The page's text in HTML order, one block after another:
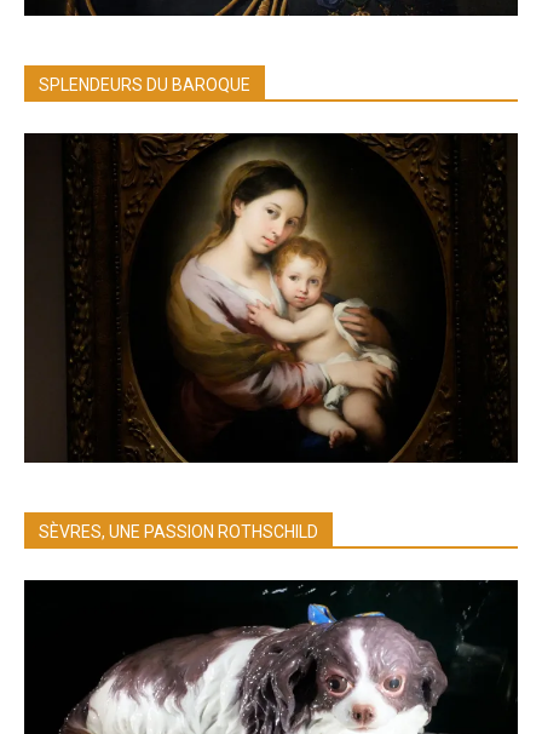
SPLENDEURS DU BAROQUE
SÈVRES, UNE PASSION ROTHSCHILD